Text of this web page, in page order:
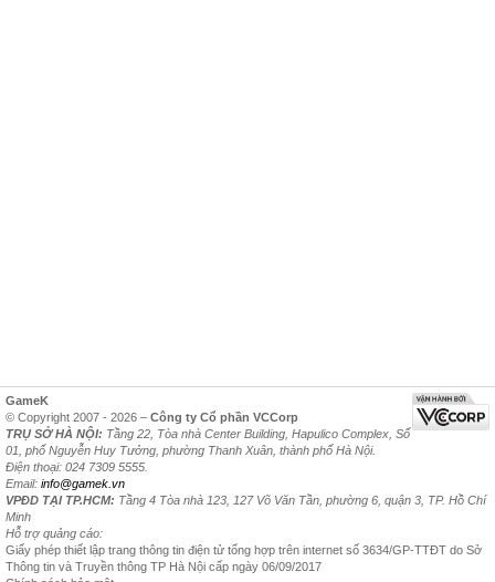
GameK
© Copyright 2007 - 2026 – Công ty Cổ phần VCCorp
TRỤ SỞ HÀ NỘI: Tầng 22, Tòa nhà Center Building, Hapulico Complex, Số
01, phố Nguyễn Huy Tưởng, phường Thanh Xuân, thành phố Hà Nội.
Điện thoại: 024 7309 5555.
Email: info@gamek.vn
VPĐD TẠI TP.HCM: Tầng 4 Tòa nhà 123, 127 Võ Văn Tần, phường 6, quận 3, TP. Hồ Chí
Minh
Hỗ trợ quảng cáo:
Giấy phép thiết lập trang thông tin điện tử tổng hợp trên internet số 3634/GP-TTĐT do Sở
Thông tin và Truyền thông TP Hà Nội cấp ngày 06/09/2017